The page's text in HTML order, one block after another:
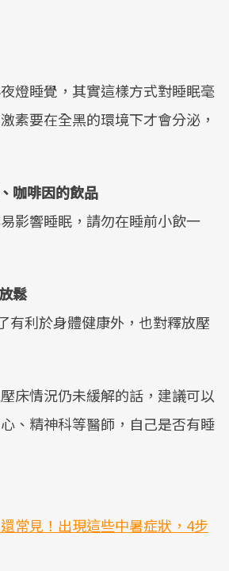
燈睡覺，其實這樣方式對睡眠毫
素要在全黑的環境下才會分泌，
咖啡因的飲品
影響睡眠，請勿在睡前小飲一
鬆
有利於身體健康外，也對釋放壓
床情況仍未緩解的話，建議可以
、精神科等醫師，自己是否有睡
常見！出現這些中暑症狀，4步